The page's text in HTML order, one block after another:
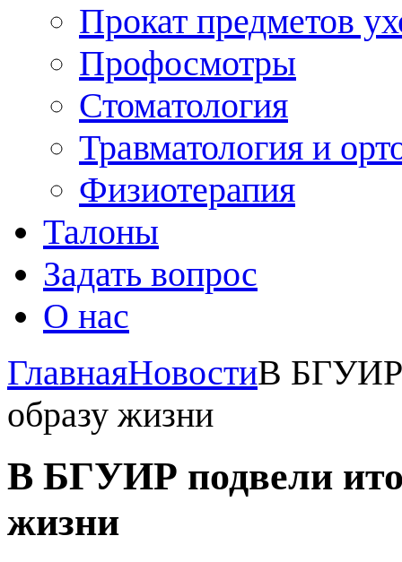
Прокат предметов
Профосмотры
Стоматология
Травматология и
Физиотерапия
Талоны
Задать вопрос
О нас
ГлавнаяНовостиВ БГУИР
образу жизни
В БГУИР подвели
жизни